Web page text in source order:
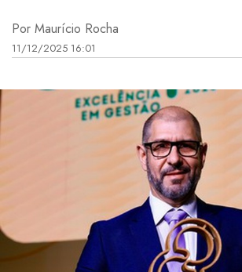
Por Maurício Rocha
11/12/2025 16:01